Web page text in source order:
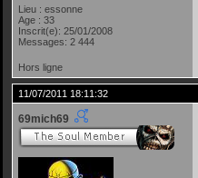
Lieu : essonne
Age : 33
Inscrit(e): 25/01/2008
Messages: 2 444
Hors ligne
11/07/2011 18:11:32
69mich69